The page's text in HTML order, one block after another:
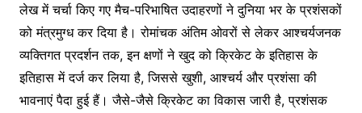
लेख में चर्चा किए गए मैच-परिभाषित उदाहरणों ने दुनिया भर के प्रशंसकों
को मंत्रमुग्ध कर दिया है। रोमांचक अंतिम ओवरों से लेकर आश्चर्यजनक
व्यक्तिगत प्रदर्शन तक, इन क्षणों ने खुद को क्रिकेट के इतिहास के
इतिहास में दर्ज कर लिया है, जिससे खुशी, आश्चर्य और प्रशंसा की
भावनाएं पैदा हुई हैं। जैसे-जैसे क्रिकेट का विकास जारी है, प्रशंसक